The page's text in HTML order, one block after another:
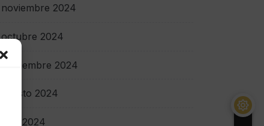
noviembre 2024
octubre 2024
septiembre 2024
agosto 2024
julio 2024